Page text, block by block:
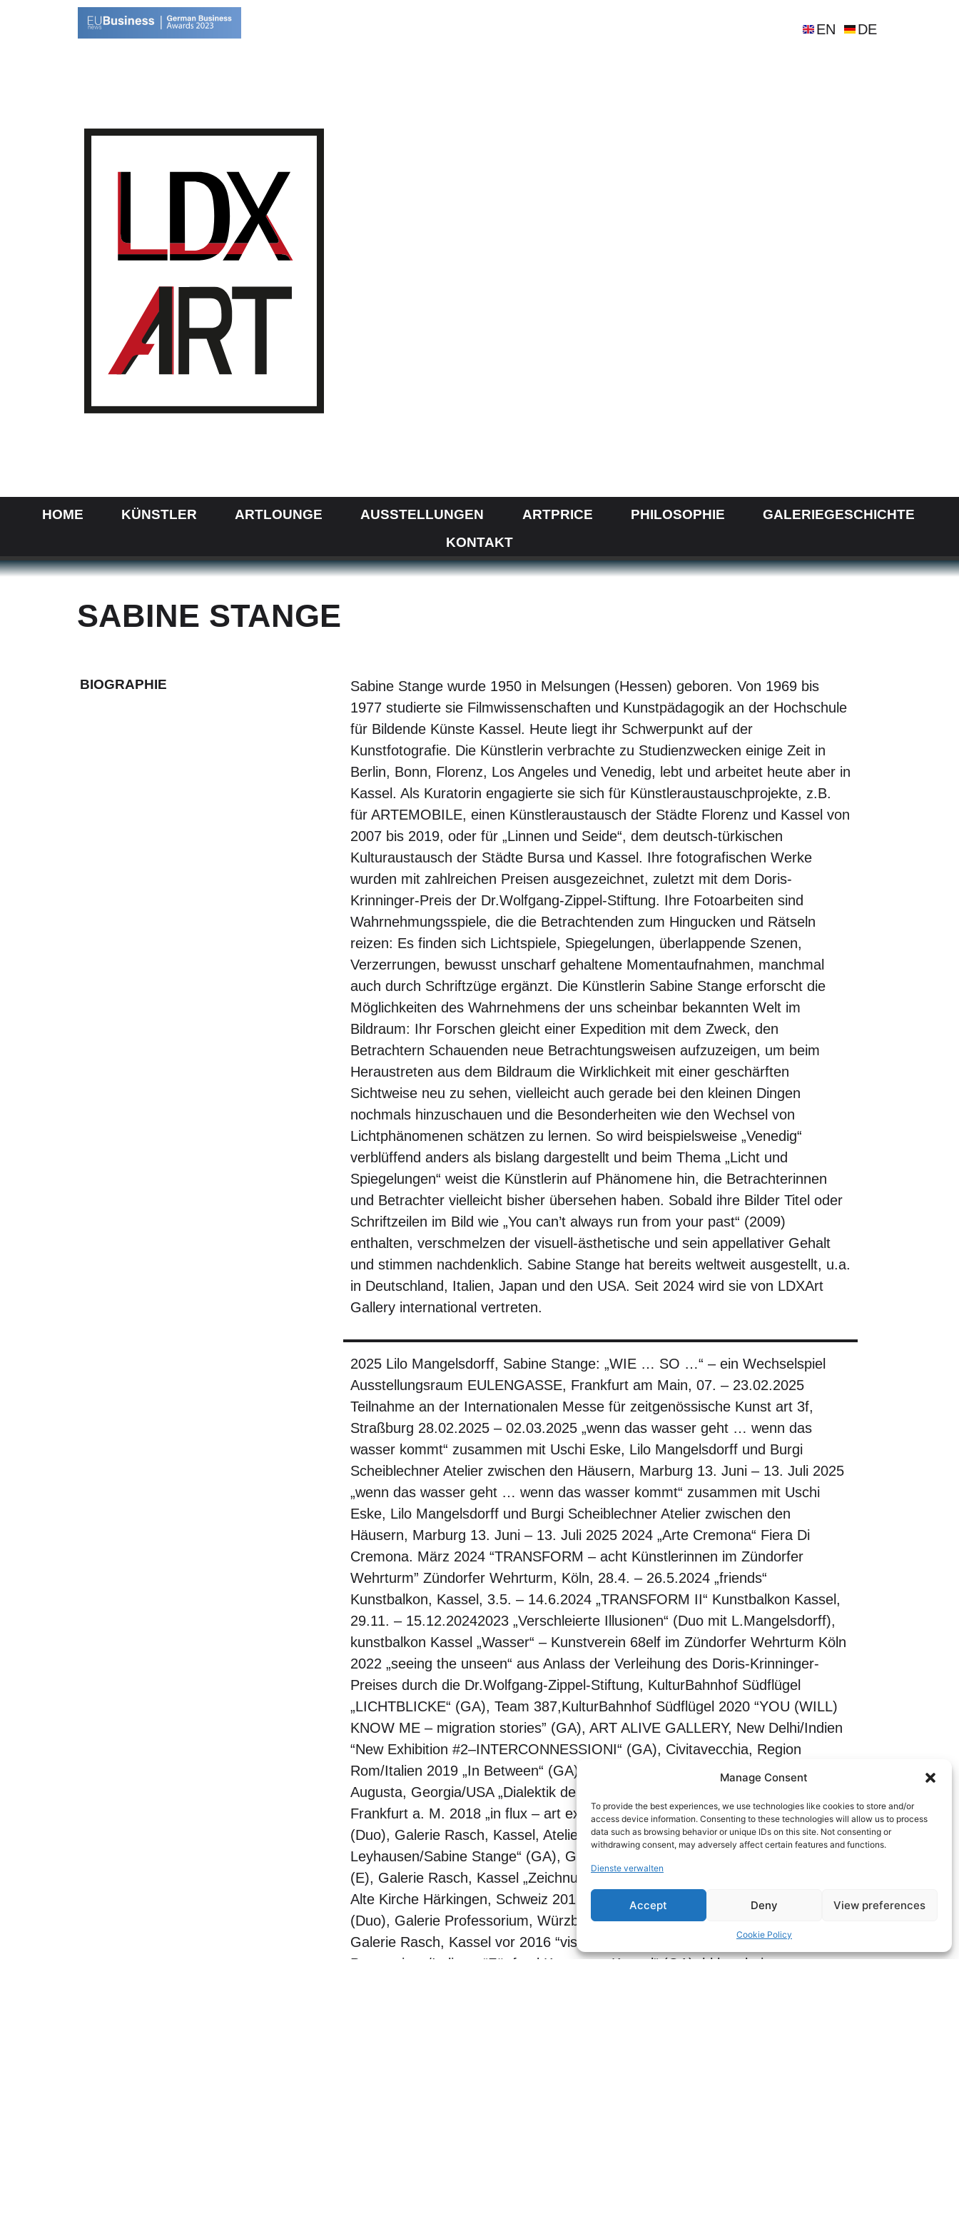
Manage Consent
To provide the best experiences, we use technologies like cookies to store and/or
access device information. Consenting to these technologies will allow us to process
data such as browsing behavior or unique IDs on this site. Not consenting or
withdrawing consent, may adversely affect certain features and functions.
Dienste verwalten
Accept Deny View preferences
Cookie Policy
EN DE
HOME KÜNSTLER ARTLOUNGE AUSSTELLUNGEN ARTPRICE PHILOSOPHIE
GALERIEGESCHICHTE
KONTAKT
SABINE STANGE
BIOGRAPHIE
Sabine Stange wurde 1950 in Melsungen (Hessen) geboren. Von 1969 bis
1977 studierte sie Filmwissenschaften und Kunstpädagogik an der Hochschule
für Bildende Künste Kassel. Heute liegt ihr Schwerpunkt auf der
Kunstfotografie. Die Künstlerin verbrachte zu Studienzwecken einige Zeit in
Berlin, Bonn, Florenz, Los Angeles und Venedig, lebt und arbeitet heute aber in
Kassel. Als Kuratorin engagierte sie sich für Künstleraustauschprojekte, z.B.
für ARTEMOBILE, einen Künstleraustausch der Städte Florenz und Kassel von
2007 bis 2019, oder für „Linnen und Seide“, dem deutsch-türkischen
Kulturaustausch der Städte Bursa und Kassel. Ihre fotografischen Werke
wurden mit zahlreichen Preisen ausgezeichnet, zuletzt mit dem Doris-
Krinninger-Preis der Dr.Wolfgang-Zippel-Stiftung. Ihre Fotoarbeiten sind
Wahrnehmungsspiele, die die Betrachtenden zum Hingucken und Rätseln
reizen: Es finden sich Lichtspiele, Spiegelungen, überlappende Szenen,
Verzerrungen, bewusst unscharf gehaltene Momentaufnahmen, manchmal
auch durch Schriftzüge ergänzt. Die Künstlerin Sabine Stange erforscht die
Möglichkeiten des Wahrnehmens der uns scheinbar bekannten Welt im
Bildraum: Ihr Forschen gleicht einer Expedition mit dem Zweck, den
Betrachtern Schauenden neue Betrachtungsweisen aufzuzeigen, um beim
Heraustreten aus dem Bildraum die Wirklichkeit mit einer geschärften
Sichtweise neu zu sehen, vielleicht auch gerade bei den kleinen Dingen
nochmals hinzuschauen und die Besonderheiten wie den Wechsel von
Lichtphänomenen schätzen zu lernen. So wird beispielsweise „Venedig“
verblüffend anders als bislang dargestellt und beim Thema „Licht und
Spiegelungen“ weist die Künstlerin auf Phänomene hin, die Betrachterinnen
und Betrachter vielleicht bisher übersehen haben. Sobald ihre Bilder Titel oder
Schriftzeilen im Bild wie „You can’t always run from your past“ (2009)
enthalten, verschmelzen der visuell-ästhetische und sein appellativer Gehalt
und stimmen nachdenklich. Sabine Stange hat bereits weltweit ausgestellt, u.a.
in Deutschland, Italien, Japan und den USA. Seit 2024 wird sie von LDXArt
Gallery international vertreten.
2025 Lilo Mangelsdorff, Sabine Stange: „WIE … SO …“ – ein Wechselspiel
Ausstellungsraum EULENGASSE, Frankfurt am Main, 07. – 23.02.2025
Teilnahme an der Internationalen Messe für zeitgenössische Kunst art 3f,
Straßburg 28.02.2025 – 02.03.2025 „wenn das wasser geht … wenn das
wasser kommt“ zusammen mit Uschi Eske, Lilo Mangelsdorff und Burgi
Scheiblechner Atelier zwischen den Häusern, Marburg 13. Juni – 13. Juli 2025
„wenn das wasser geht … wenn das wasser kommt“ zusammen mit Uschi
Eske, Lilo Mangelsdorff und Burgi Scheiblechner Atelier zwischen den
Häusern, Marburg 13. Juni – 13. Juli 2025 2024 „Arte Cremona“ Fiera Di
Cremona. März 2024 “TRANSFORM – acht Künstlerinnen im Zündorfer
Wehrturm” Zündorfer Wehrturm, Köln, 28.4. – 26.5.2024 „friends“
Kunstbalkon, Kassel, 3.5. – 14.6.2024 „TRANSFORM II“ Kunstbalkon Kassel,
29.11. – 15.12.20242023 „Verschleierte Illusionen“ (Duo mit L.Mangelsdorff),
kunstbalkon Kassel „Wasser“ – Kunstverein 68elf im Zündorfer Wehrturm Köln
2022 „seeing the unseen“ aus Anlass der Verleihung des Doris-Krinninger-
Preises durch die Dr.Wolfgang-Zippel-Stiftung, KulturBahnhof Südflügel
„LICHTBLICKE“ (GA), Team 387,KulturBahnhof Südflügel 2020 “YOU (WILL)
KNOW ME – migration stories” (GA), ART ALIVE GALLERY, New Delhi/Indien
“New Exhibition #2–INTERCONNESSIONI“ (GA), Civitavecchia, Region
Rom/Italien 2019 „In Between“ (GA), Gertrude Herbert Institute of Art,
Augusta, Georgia/USA „Dialektik der Anerkennung“(GA), Galerie Eulengasse,
Frankfurt a. M. 2018 „in flux – art exchange between Kassel and Los Angeles“
(Duo), Galerie Rasch, Kassel, Atelier Mills, LA „Adele Mills/Karl
Leyhausen/Sabine Stange“ (GA), Galerie Rasch, Kassel 2017 „Licht – Bilder“
(E), Galerie Rasch, Kassel „Zeichnung – Skulptur – Malerei – Fotografie“ (GA),
Alte Kirche Härkingen, Schweiz 2016 „das innen aussen – das aussen innen“
(Duo), Galerie Professorium, Würzburg „STANGE – APEL – KADILLARI“ (GA),
Galerie Rasch, Kassel vor 2016 “visualizzazione” (Duo), Galleria Barbagianna,
Pontassieve/Italien • “Fünfmal Kunst aus Kassel“ (GA), hkb galerie am